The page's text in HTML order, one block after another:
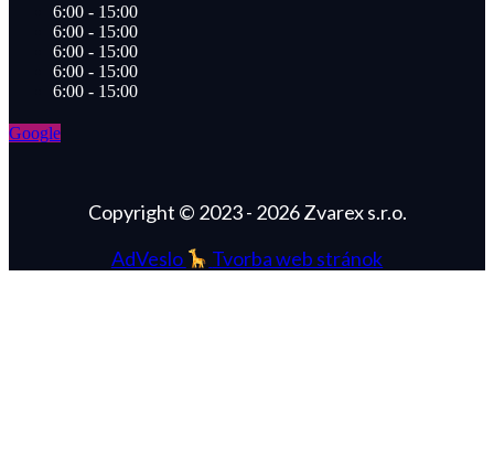
6:00 - 15:00
6:00 - 15:00
6:00 - 15:00
6:00 - 15:00
6:00 - 15:00
Google
Copyright © 2023 - 2026 Zvarex s.r.o.
AdVeslo
Tvorba web stránok